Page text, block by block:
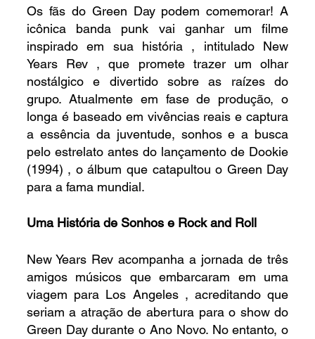
Os fãs do Green Day podem comemorar! A
icônica banda punk vai ganhar um filme
inspirado em sua história , intitulado New
Years Rev , que promete trazer um olhar
nostálgico e divertido sobre as raízes do
grupo. Atualmente em fase de produção, o
longa é baseado em vivências reais e captura
a essência da juventude, sonhos e a busca
pelo estrelato antes do lançamento de Dookie
(1994) , o álbum que catapultou o Green Day
para a fama mundial.
Uma História de Sonhos e Rock and Roll
New Years Rev acompanha a jornada de três
amigos músicos que embarcaram em uma
viagem para Los Angeles , acreditando que
seriam a atração de abertura para o show do
Green Day durante o Ano Novo. No entanto, o